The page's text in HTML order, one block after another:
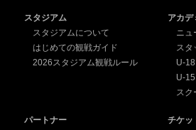
スタジアム
スタジアムについて
はじめての観戦ガイド
2026スタジアム観戦ルール
アカデ
ニュ
スタ
U-18
U-15
スク
パートナー
チケッ